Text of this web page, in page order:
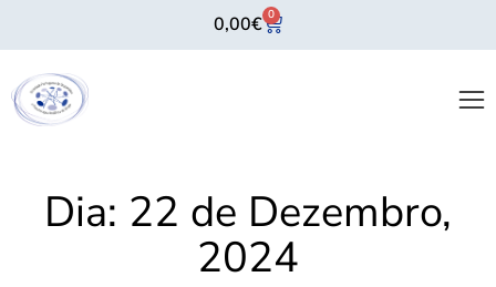
0,00€ 0
Dia: 22 de Dezembro,
2024